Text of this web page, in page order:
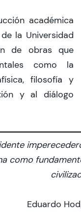
académica
la Universidad
de obras que
como la
filosofía y
y al diálogo
como
Eduardo